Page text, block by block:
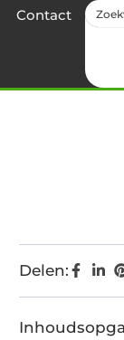
Contact
Delen: